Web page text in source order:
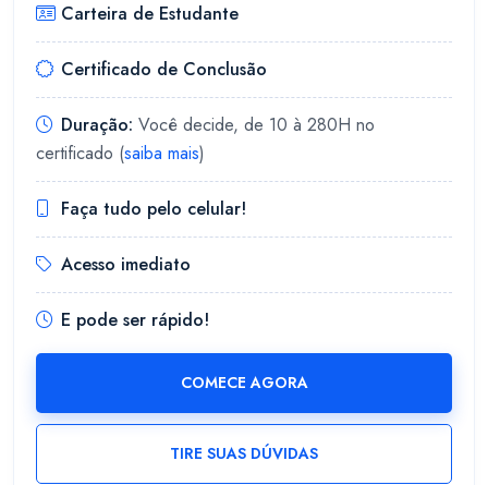
Carteira de Estudante
Certificado de Conclusão
Duração: Você decide, de 10 à 280H no
certificado (saiba mais)
Faça tudo pelo celular!
Acesso imediato
E pode ser rápido!
COMECE AGORA
TIRE SUAS DÚVIDAS